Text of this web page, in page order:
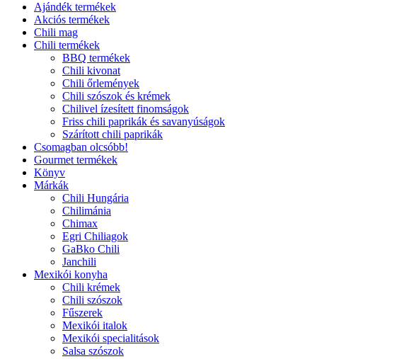
Ajándék termékek
Akciós termékek
Chili mag
Chili termékek
BBQ termékek
Chili kivonat
Chili őrlemények
Chili szószok és krémek
Chilivel ízesített finomságok
Friss chili paprikák és savanyúságok
Szárított chili paprikák
Csomagban olcsóbb!
Gourmet termékek
Könyv
Márkák
Chili Hungária
Chilimánia
Chimax
Egri Chiliagok
GaBko Chili
Janchili
Mexikói konyha
Chili krémek
Chili szószok
Fűszerek
Mexikói italok
Mexikói specialitások
Salsa szószok